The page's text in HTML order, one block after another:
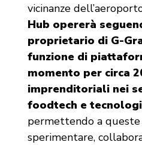
vicinanze
Hub opererà
proprietario di G-
funzione di
momento per circa
imprenditoriali nei
foodtech e
permettendo a queste
sperimentare,